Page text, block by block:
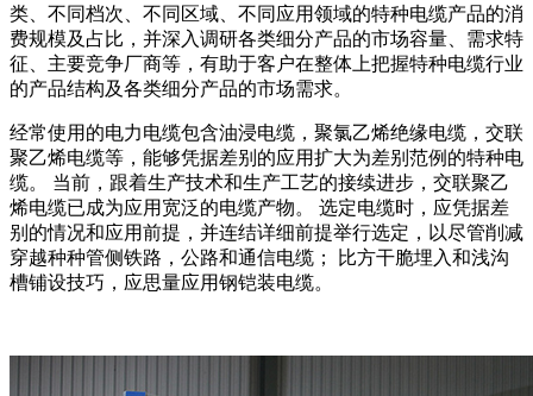
类、不同档次、不同区域、不同应用领域的特种电缆产品的消
费规模及占比，并深入调研各类细分产品的市场容量、需求特
征、主要竞争厂商等，有助于客户在整体上把握特种电缆行业
的产品结构及各类细分产品的市场需求。
经常使用的电力电缆包含油浸电缆，聚氯乙烯绝缘电缆，交联
聚乙烯电缆等，能够凭据差别的应用扩大为差别范例的特种电
缆。 当前，跟着生产技术和生产工艺的接续进步，交联聚乙
烯电缆已成为应用宽泛的电缆产物。 选定电缆时，应凭据差
别的情况和应用前提，并连结详细前提举行选定，以尽管削减
穿越种种管侧铁路，公路和通信电缆； 比方干脆埋入和浅沟
槽铺设技巧，应思量应用钢铠装电缆。